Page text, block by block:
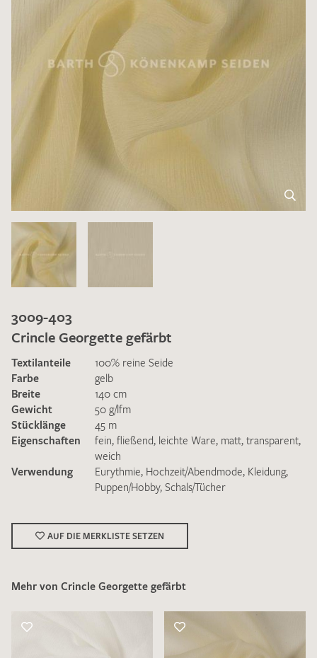
Ich bin damit einverstanden, dass meine angegebenen Daten
zur Beantwortung meiner Musteranfrage genutzt werden.
DieDatenschutzbestimmungenhabe ich zur Kenntnis
genommen und akzeptiere diese.
3009-403
Crincle Georgette gefärbt
Textilanteile
100% reine Seide
Farbe
gelb
Breite
140 cm
Gewicht
50 g/lfm
Stücklänge
45 m
Eigenschaften
fein, fließend, leichte Ware, matt, transparent,
weich
Verwendung
Eurythmie, Hochzeit/Abendmode, Kleidung,
Puppen/Hobby, Schals/Tücher
AUF DIE MERKLISTE SETZEN
Mehr von Crincle Georgette gefärbt